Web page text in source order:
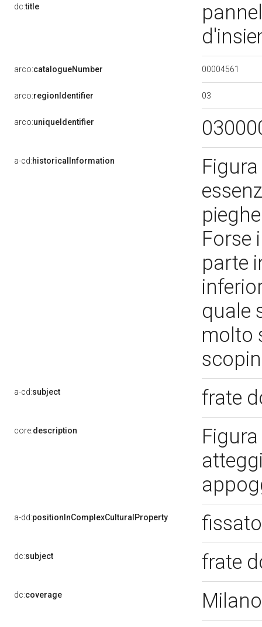
dc:title
arco:catalogueNumber 00004561
arco:regionIdentifier 03
arco:uniqueIdentifier
a-cd:historicalInformation
Forse
parte
quale
molto
a-cd:subject frate
core:description
a-dd:positionInComplexCulturalProperty
dc:subject frate
dc:coverage